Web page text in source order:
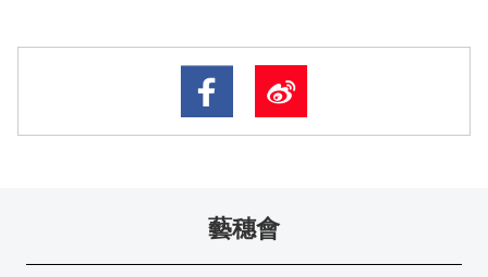
藝穗會